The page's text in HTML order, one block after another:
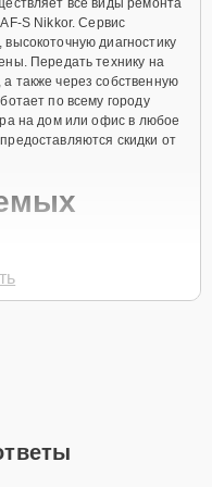
S Nikkor. Сервис
диагностику
Передать технику на
также через собственную
по всему городу
на дом или офис в любое
скидки от
AF-S Nikkor
дольше